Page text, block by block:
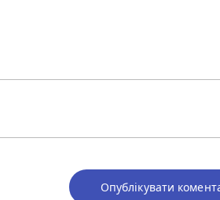
Опублікувати